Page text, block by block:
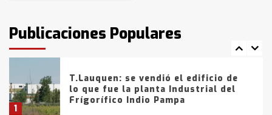
Publicaciones Populares
fueron detenidos por
comercialización de drogas en la
tarde del sábado
1
T.Lauquen: se vendió el edificio de
lo que fue la planta Industrial del
Frígorífico Indio Pampa